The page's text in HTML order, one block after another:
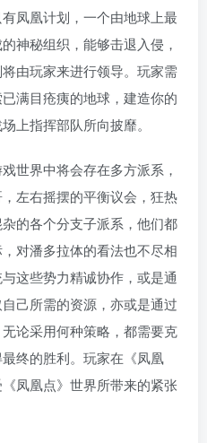
凤凰计划，一个由地球上最
神秘组织，能够击退入侵，
由玩家来进行领导。玩家需
满目疮痍的地球，建造你的
上指挥部队所向披靡。
世界中将会存在多方派系，
左右摇摆的平衡议会，狂热
的各个分支子派系，他们都
对潘多拉体的看法也不尽相
这些势力精诚协作，或是通
己所需的资源，亦或是通过
论采用何种策略，都需要克
终的胜利。玩家在《凤凰
凤凰点》世界所带来的紧张